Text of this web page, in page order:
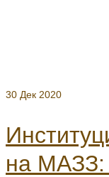
30 Дек 2020
на МАЗЗ: